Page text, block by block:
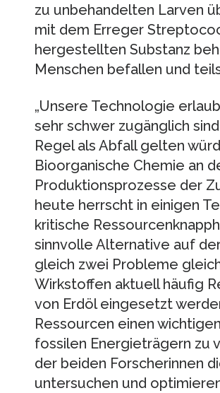
zu unbehandelten Larven
mit dem Erreger
hergestellten Substanz
Menschen befallen und
„Unsere Technologie
sehr schwer zugänglich
Regel als Abfall gelten
Bioorganische Chemie an
Produktionsprozesse der
heute herrscht in einigen
kritische
sinnvolle Alternative auf
gleich zwei Probleme
Wirkstoffen aktuell häufig
von Erdöl eingesetzt
Ressourcen einen
fossilen Energieträgern zu
der beiden Forscherinnen
untersuchen und